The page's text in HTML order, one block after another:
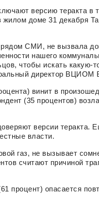
версию теракта в
жилом доме 31 декабря
рядом СМИ, не вызвала
нашего
чтобы искать какую-
директор ВЦИОМ
винит в
(35 процентов)
версии
власти.
газ, не вызывает
считают причиной
процент) опасается